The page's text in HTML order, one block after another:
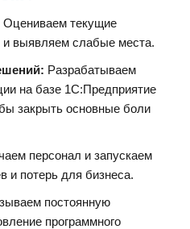
Оцениваем текущие
и выявляем слабые места.
Разрабатываем
на базе 1С:Предприятие
закрыть основные боли
персонал и запускаем
и потерь для бизнеса.
постоянную
программного